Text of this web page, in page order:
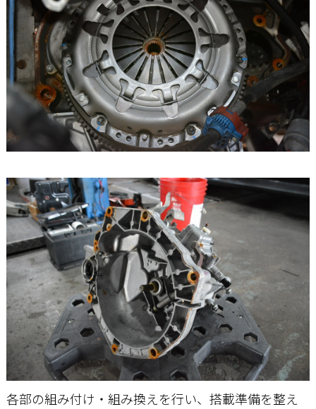
各部の組み付け・組み換えを行い、搭載準備を整え